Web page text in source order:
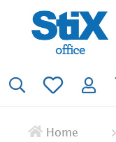
springen
Du hast 0
Home